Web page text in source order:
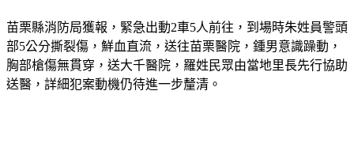
苗栗縣消防局獲報，緊急出動2車5人前往，到場時朱姓員警頭
部5公分撕裂傷，鮮血直流，送往苗栗醫院，鍾男意識躁動，
胸部槍傷無貫穿，送大千醫院，羅姓民眾由當地里長先行協助
送醫，詳細犯案動機仍待進一步釐清。